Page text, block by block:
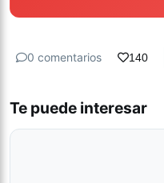
0 comentarios 140
Te puede interesar